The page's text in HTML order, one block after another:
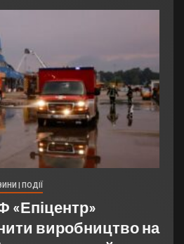
| ПОДІЇ
«Епіцентр»
виробництво на